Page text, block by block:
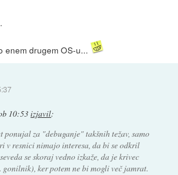
enem drugem OS-u...
10:53izjavil:
ponujal za "debuganje" takšnih težav, samo
v resnici nimajo interesa, da bi se odkril
se skoraj vedno izkaže, da je krivec
ker potem ne bi mogli več jamrat.